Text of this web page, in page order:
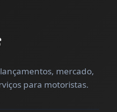
mercado,
para motoristas.